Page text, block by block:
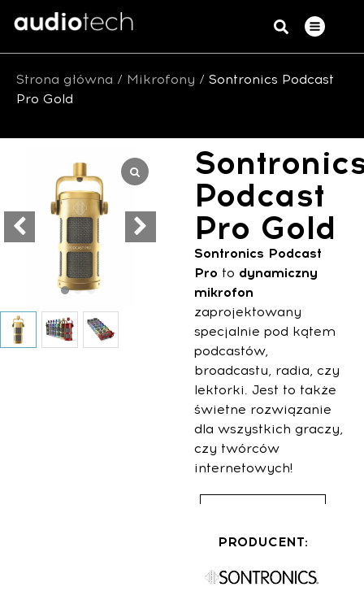
Strona główna / Mikrofony / Sontronics Podcast
Pro Gold
Podcast
Pro Gold
Sontronics Podcast
Pro to dynamiczny
mikrofon
zaprojektowany
specjalnie pod kątem
podcastów,
broadcastu, radia, czy
lektorki. Jest to także
świetne rozwiązanie
dla wszystkich graczy,
czy twórców
internetowych!
PRODUCENT: